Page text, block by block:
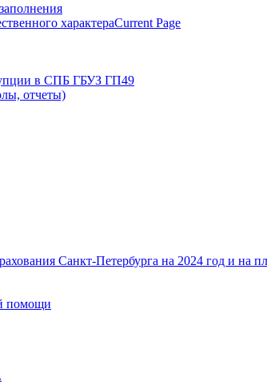
характераCurrent Page
в СПБ ГБУЗ ГП49
отчеты)
Санкт-Петербурга на 2024 год и на
помощи